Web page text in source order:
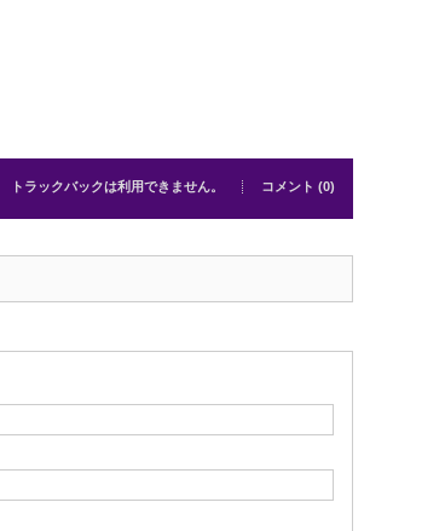
トラックバックは利用できません。 コメント (0)